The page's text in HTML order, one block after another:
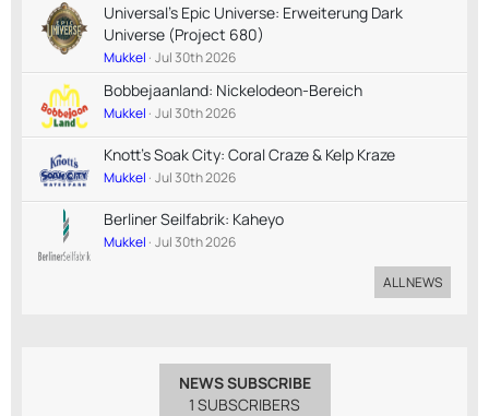
Universal's Epic Universe: Erweiterung Dark
Universe (Project 680)
Mukkel Jul 30th 2026
Bobbejaanland: Nickelodeon-Bereich
Mukkel Jul 30th 2026
Knott's Soak City: Coral Craze & Kelp Kraze
Mukkel Jul 30th 2026
Berliner Seilfabrik: Kaheyo
Mukkel Jul 30th 2026
ALL NEWS
NEWS SUBSCRIBE
1 SUBSCRIBERS